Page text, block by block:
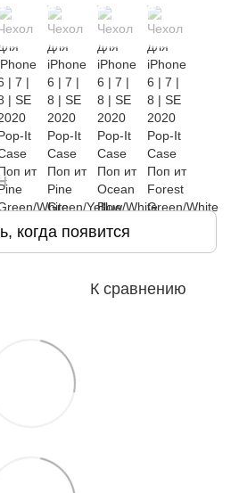
когда появится
К сравнению